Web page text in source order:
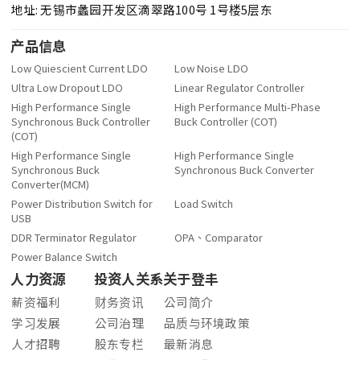
地址: 无锡市蠡园开发区滴翠路100号 1号楼5层东
产品信息
Low Quiescient Current LDO
Low Noise LDO
Ultra Low Dropout LDO
Linear Regulator Controller
High Performance Single
Synchronous Buck Controller
(COT)
High Performance Multi-Phase
Buck Controller (COT)
High Performance Single
Synchronous Buck
Converter(MCM)
High Performance Single
Synchronous Buck Converter
Power Distribution Switch for
USB
Load Switch
DDR Terminator Regulator
OPA、Comparator
Power Balance Switch
人力资源
薪资福利
学习发展
人才招聘
投资人关系
财务资讯
公司治理
股东专栏
股价查询
关于登丰
公司简介
品质与环境政策
最新消息
联系我们